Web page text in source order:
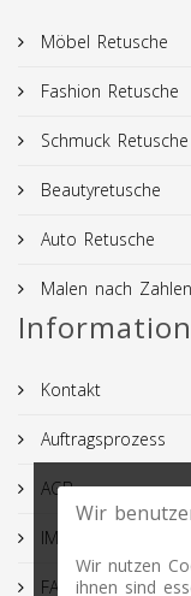
Möbel Retusche
Fashion Retusche
Schmuck Retusche
Beautyretusche
Auto Retusche
Malen nach
Kontakt
Auftragsprozess
AGB
IMPRESSUM
FAQ
Wir
Wir nutzen
ihnen sind